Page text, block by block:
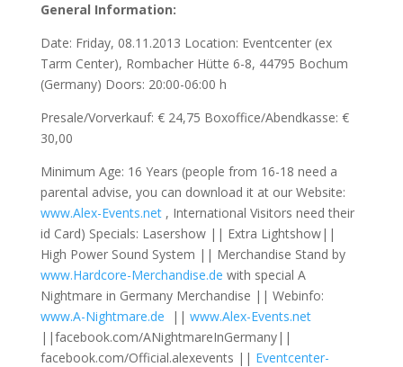
General Information:
Date: Friday, 08.11.2013 Location: Eventcenter (ex
Tarm Center), Rombacher Hütte 6-8, 44795 Bochum
(Germany) Doors: 20:00-06:00 h
Presale/Vorverkauf: € 24,75 Boxoffice/Abendkasse: €
30,00
Minimum Age: 16 Years (people from 16-18 need a
parental advise, you can download it at our Website:
www.Alex-Events.net, International Visitors need their
id Card) Specials: Lasershow || Extra Lightshow||
High Power Sound System || Merchandise Stand by
www.Hardcore-Merchandise.de with special A
Nightmare in Germany Merchandise || Webinfo:
www.A-Nightmare.de || www.Alex-Events.net
||facebook.com/ANightmareInGermany||
facebook.com/Official.alexevents || Eventcenter-